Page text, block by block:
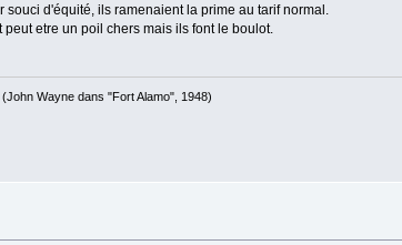
d'équité, ils ramenaient la prime au tarif normal.
etre un poil chers mais ils font le boulot.
Wayne dans "Fort Alamo", 1948)